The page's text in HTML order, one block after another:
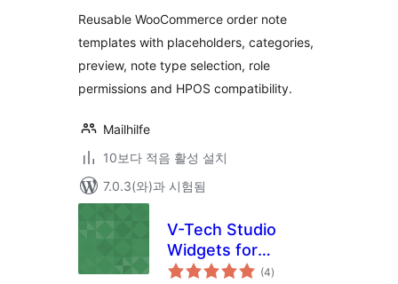
점
Reusable WooCommerce order note
templates with placeholders, categories,
preview, note type selection, role
permissions and HPOS compatibility.
Mailhilfe
10보다 적음 활성 설치
7.0.3(와)과 시험됨
V-Tech Studio
Widgets for
Elementor
(4전
체)